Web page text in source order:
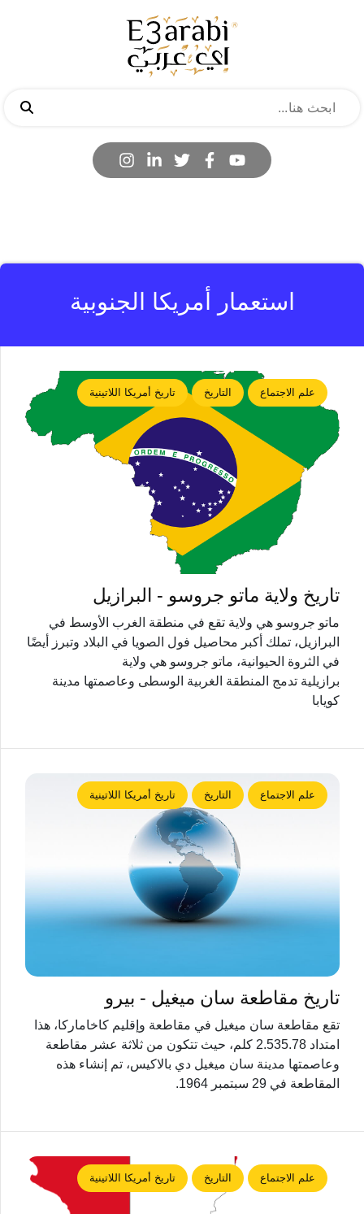
استعمار أمريكا الجنوبية
علم الاجتماع التاريخ تاريخ أمريكا اللاتينية
تاريخ ولاية ماتو جروسو - البرازيل
ماتو جروسو هي ولاية تقع في منطقة الغرب الأوسط في
البرازيل، تملك أكبر محاصيل فول الصويا في البلاد وتبرز أيضًا
في الثروة الحيوانية، ماتو جروسو هي ولاية
برازيلية تدمج المنطقة الغربية الوسطى وعاصمتها مدينة
كويابا
علم الاجتماع التاريخ تاريخ أمريكا اللاتينية
تاريخ مقاطعة سان ميغيل - بيرو
تقع مقاطعة سان ميغيل في مقاطعة وإقليم كاخاماركا، هذا
امتداد 2.535.78 كلم، حيث تتكون من ثلاثة عشر مقاطعة
وعاصمتها مدينة سان ميغيل دي بالاكيس، تم إنشاء هذه
المقاطعة في 29 سبتمبر 1964.
علم الاجتماع التاريخ تاريخ أمريكا اللاتينية